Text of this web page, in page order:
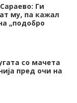
Ги
му, па кажал
„подобро
со мачета
пред очи на